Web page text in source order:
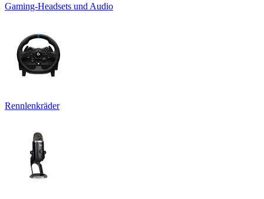
Gaming-Headsets und Audio
Rennlenkräder